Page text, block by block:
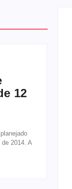
12
2014. A